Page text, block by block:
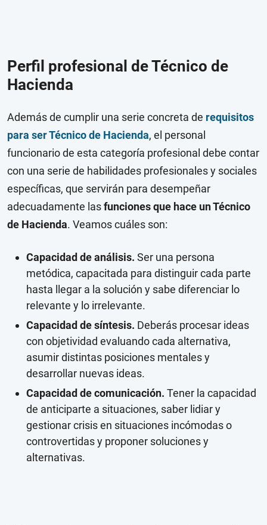
Perfil profesional de Técnico de
Hacienda
Además de cumplir una serie concreta de requisitos
para ser Técnico de Hacienda, el personal
funcionario de esta categoría profesional debe contar
con una serie de habilidades profesionales y sociales
específicas, que servirán para desempeñar
adecuadamente lasfunciones que hace un Técnico
de Hacienda. Veamos cuáles son:
Capacidad de análisis. Ser una persona
metódica, capacitada para distinguir cada parte
hasta llegar a la solución y sabe diferenciar lo
relevante y lo irrelevante.
Capacidad de síntesis. Deberás procesar ideas
con objetividad evaluando cada alternativa,
asumir distintas posiciones mentales y
desarrollar nuevas ideas.
Capacidad de comunicación. Tener la capacidad
de anticiparte a situaciones, saber lidiar y
gestionar crisis en situaciones incómodas o
controvertidas y proponer soluciones y
alternativas.